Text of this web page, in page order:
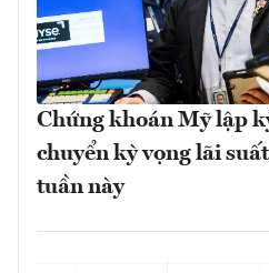
Chứng khoán Mỹ lập
chuyển kỳ vọng lãi
tuần này